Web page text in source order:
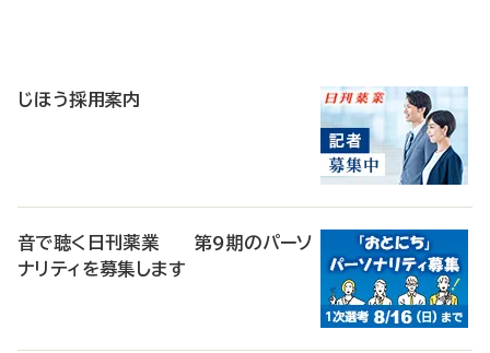
じほう採用案内
音で聴く日刊薬業 第9期のパーソ
ナリティを募集します